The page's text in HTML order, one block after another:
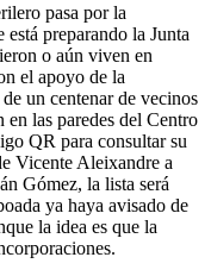
pasa por la
preparando la Junta
o aún viven en
el apoyo de la
un centenar de vecinos
las paredes del Centro
QR para consultar su
Vicente Aleixandre a
Gómez, la lista será
ya haya avisado de
la idea es que la